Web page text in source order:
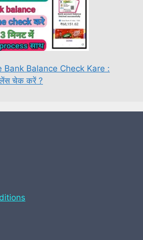
Bank Balance Check Kare :
चेक करें ?